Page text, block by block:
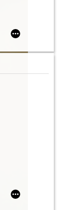
w ekonomii i